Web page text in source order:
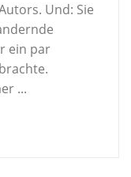
Und: Sie
ein par
...